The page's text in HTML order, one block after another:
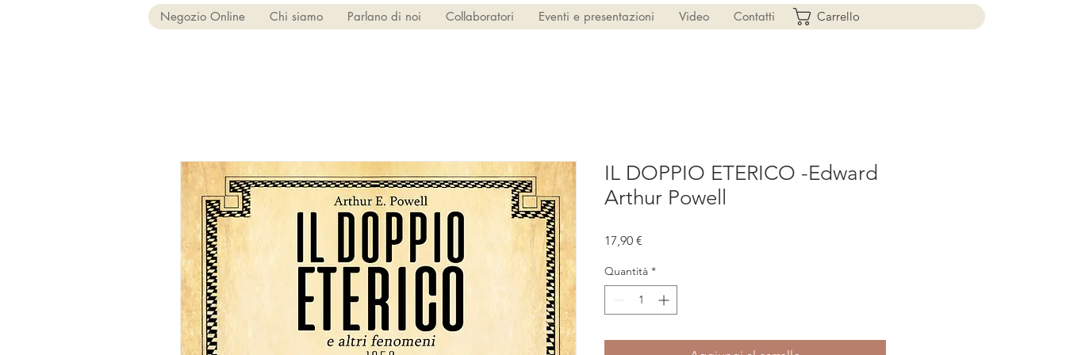
Negozio Online Chi siamo Parlano di noi Collaboratori Eventi e presentazioni Video Contatti Carrello
IL DOPPIO ETERICO -Edward
Arthur Powell
17,90 €
Quantità *